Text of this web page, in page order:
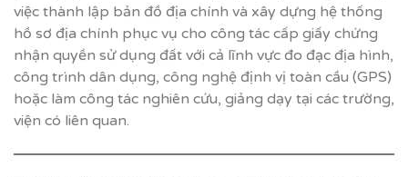
việc thành lập bản đồ địa chính và xây dựng hệ thống
hồ sơ địa chính phục vụ cho công tác cấp giấy chứng
nhận quyền sử dụng đất với cả lĩnh vực đo đạc địa hình,
công trình dân dụng, công nghệ định vị toàn cầu (GPS)
hoặc làm công tác nghiên cứu, giảng dạy tại các trường,
viện có liên quan.